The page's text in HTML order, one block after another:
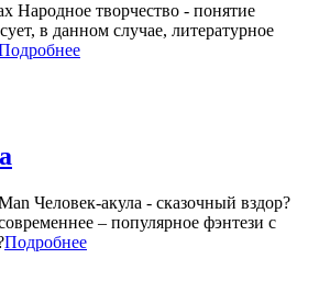
Народное творчество - понятие
в данном случае, литературное
Человек-акула - сказочный вздор?
– популярное фэнтези с
Подробнее